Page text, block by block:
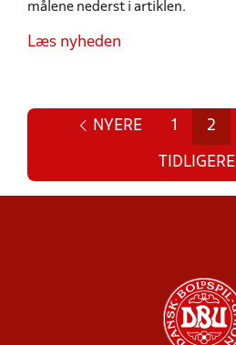
målene nederst i artiklen.
Læs nyheden
NYERE 1 2
TIDLIGERE